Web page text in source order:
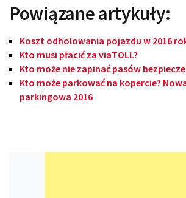
Powiązane artykuły:
Koszt odholowania pojazdu w 2016
Kto musi płacić za viaTOLL?
Kto może nie zapinać pasów
Kto może parkować na kopercie?
parkingowa 2016